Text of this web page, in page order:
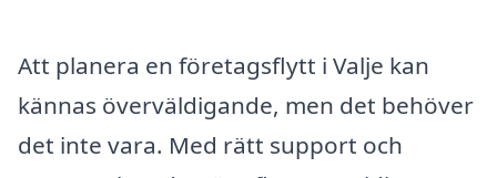
Att planera en företagsflytt i Valje kan
kännas överväldigande, men det behöver
det inte vara. Med rätt support och